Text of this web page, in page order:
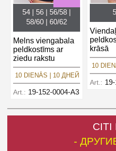
54 | 56 | 56/58 |
58/60 | 60/62
Melns viengabala
peldkostīms ar
ziedu rakstu
10 DIENĀS | 10 ДНЕЙ
Art.: 19-152-0004-A3
krāsā
10
Art.:
CITI
-